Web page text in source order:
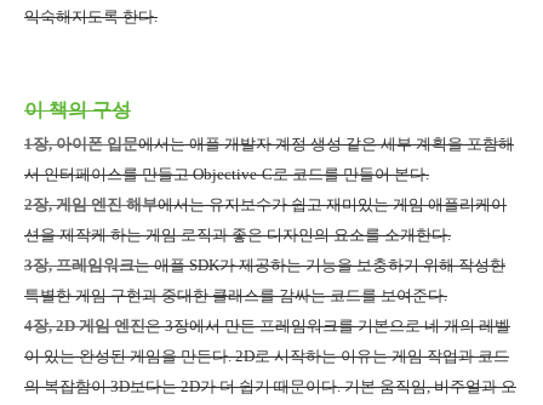
익숙해지도록 한다.
이 책의 구성
1장,아이폰 입문에서는 애플 개발자 계정 생성 같은 세부 계획을 포함해
서 인터페이스를 만들고Objective-C로 코드를 만들어 본다.
2장,게임 엔진 해부에서는 유지보수가 쉽고 재미있는 게임 애플리케이
션을 제작케 하는 게임 로직과 좋은 디자인의 요소를 소개한다.
3장,프레임워크는 애플SDK가 제공하는 기능을 보충하기 위해 작성한
특별한 게임 구현과 중대한 클래스를 감싸는 코드를 보여준다.
4장, 2D게임 엔진은3장에서 만든 프레임워크를 기본으로 네 개의 레벨
이 있는 완성된 게임을 만든다. 2D로 시작하는 이유는 게임 작업과 코드
의 복잡함이3D보다는2D가 더 쉽기 때문이다.기본 움직임,비주얼과 오